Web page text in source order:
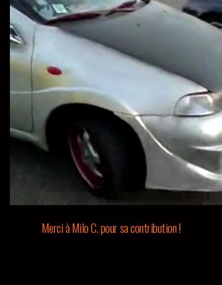
Merci à Milo C. pour sa contribution !